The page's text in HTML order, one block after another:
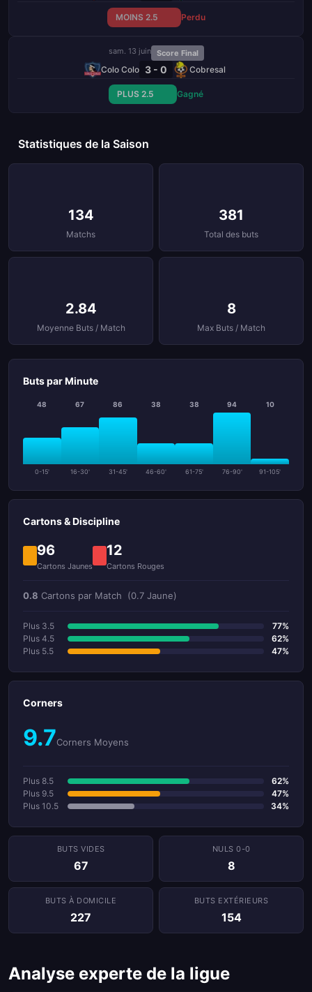
MOINS 2.5 Perdu
sam. 13 juin Score Final
Colo Colo 3 - 0 Cobresal
PLUS 2.5 Gagné
Statistiques de la Saison
134
Matchs
381
Total des buts
2.84
Moyenne Buts / Match
8
Max Buts / Match
Buts par Minute
48
0-15'
67
16-30'
86
31-45'
38
46-60'
38
61-75'
94
76-90'
10
91-105'
Cartons & Discipline
96
Cartons Jaunes
12
Cartons Rouges
0.8 Cartons par Match (0.7 Jaune)
Plus 3.5
77%
Plus 4.5
62%
Plus 5.5
47%
Corners
9.7Corners Moyens
Plus 8.5
62%
Plus 9.5
47%
Plus 10.5
34%
BUTS VIDES
67
NULS 0-0
8
BUTS À DOMICILE
227
BUTS EXTÉRIEURS
154
Analyse experte de la ligue